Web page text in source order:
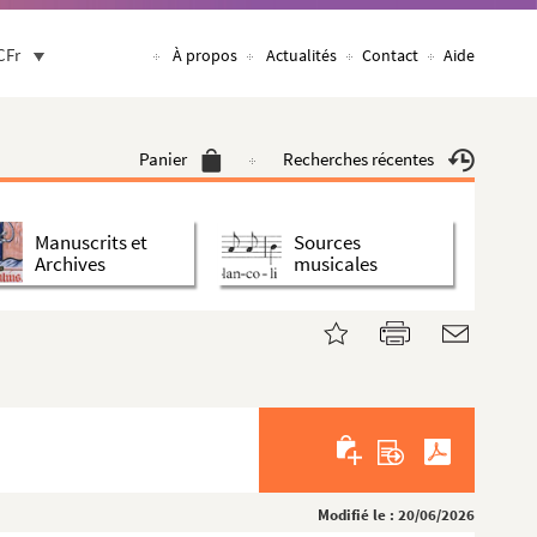
À propos Actualités Contact Aide
Panier Recherches récentes
Manuscrits et
Archives
Sources
musicales
Modifié le : 20/06/2026